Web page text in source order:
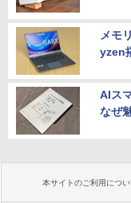
メモ
yzen
AIス
なぜ
本サイトのご利用につい